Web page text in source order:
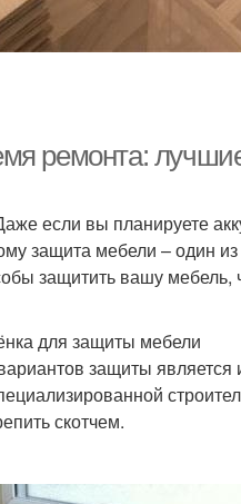
ремонта:
если вы планируете
защита мебели – один
защитить вашу
для защиты мебели
защиты
скотчем.